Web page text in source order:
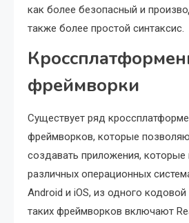
как более безопасный и
также более простой синтаксис.
фреймворки
Существует ряд
фреймворков, которые
создавать приложения, которые
различных операционных
Android и iOS, из одного
таких фреймворков включают